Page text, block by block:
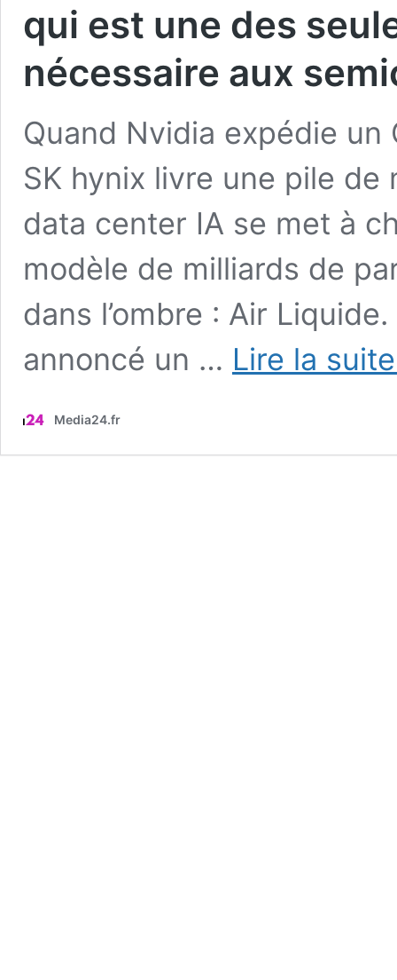
qui est une des
nécessaire aux
Quand Nvidia expédie
SK hynix livre une pile de
data center IA se met à
modèle de milliards de
dans l’ombre : Air
annoncé un … Lire la
Media24.fr